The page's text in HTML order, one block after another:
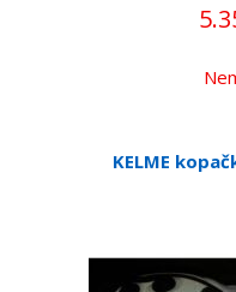
KELME